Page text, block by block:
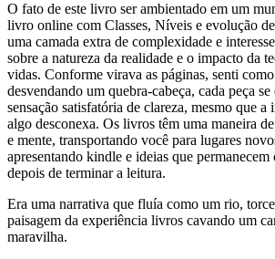
O fato de este livro ser ambientado em um
livro online com Classes, Níveis e evolução
uma camada extra de complexidade e
sobre a natureza da realidade e o impacto da
vidas. Conforme virava as páginas, senti como
desvendando um quebra-cabeça, cada peça
sensação satisfatória de clareza, mesmo que a
algo desconexa. Os livros têm uma maneira
e mente, transportando você para lugares
apresentando kindle e ideias que
depois de terminar a leitura.
Era uma narrativa que fluía como um rio,
paisagem da experiência livros cavando um
maravilha.